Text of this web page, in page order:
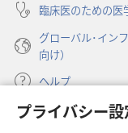
プライバシー
臨床医のための医
グローバル･イン
向け）
ヘルプ
寄付